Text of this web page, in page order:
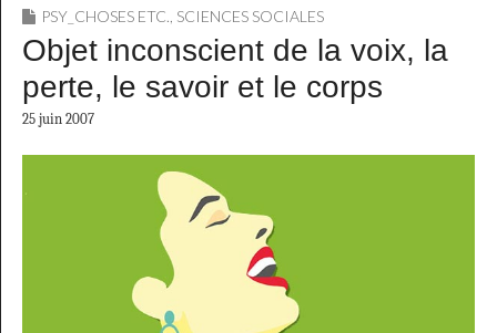
PSY_CHOSES ETC. SCIENCES SOCIALES
Objet inconscient de la voix, la
perte, le savoir et le corps
25 juin 2007